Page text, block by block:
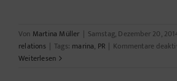
Von Martina Müller | Samstag, Dezember 20,
relations | Tags: marina, PR | Kommentare
Weiterlesen